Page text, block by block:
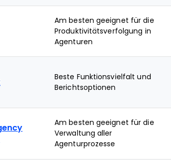
Am besten geeignet für die
Produktivitätsverfolgung in
Agenturen
Beste Funktionsvielfalt und
Berichtsoptionen
Am besten geeignet für die
Verwaltung aller
Agenturprozesse